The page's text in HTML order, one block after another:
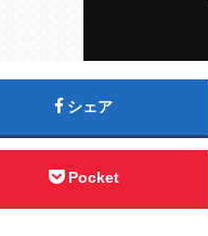
シェア
Pocket